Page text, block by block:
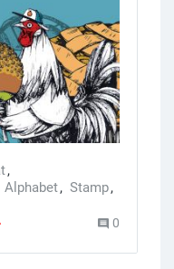
должны
Речь
которой
создавать
Discover.
,
Alphabet, Stamp,
0